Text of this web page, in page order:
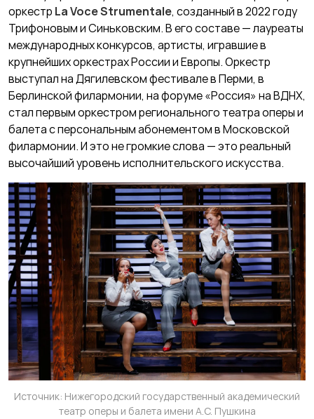
оркестр La Voce Strumentale, созданный в 2022 году
Трифоновым и Синьковским. В его составе — лауреаты
международных конкурсов, артисты, игравшие в
крупнейших оркестрах России и Европы. Оркестр
выступал на Дягилевском фестивале в Перми, в
Берлинской филармонии, на форуме «Россия» на ВДНХ,
стал первым оркестром регионального театра оперы и
балета с персональным абонементом в Московской
филармонии. И это не громкие слова — это реальный
высочайший уровень исполнительского искусства.
Источник: Нижегородский государственный академический
театр оперы и балета имени А.С. Пушкина